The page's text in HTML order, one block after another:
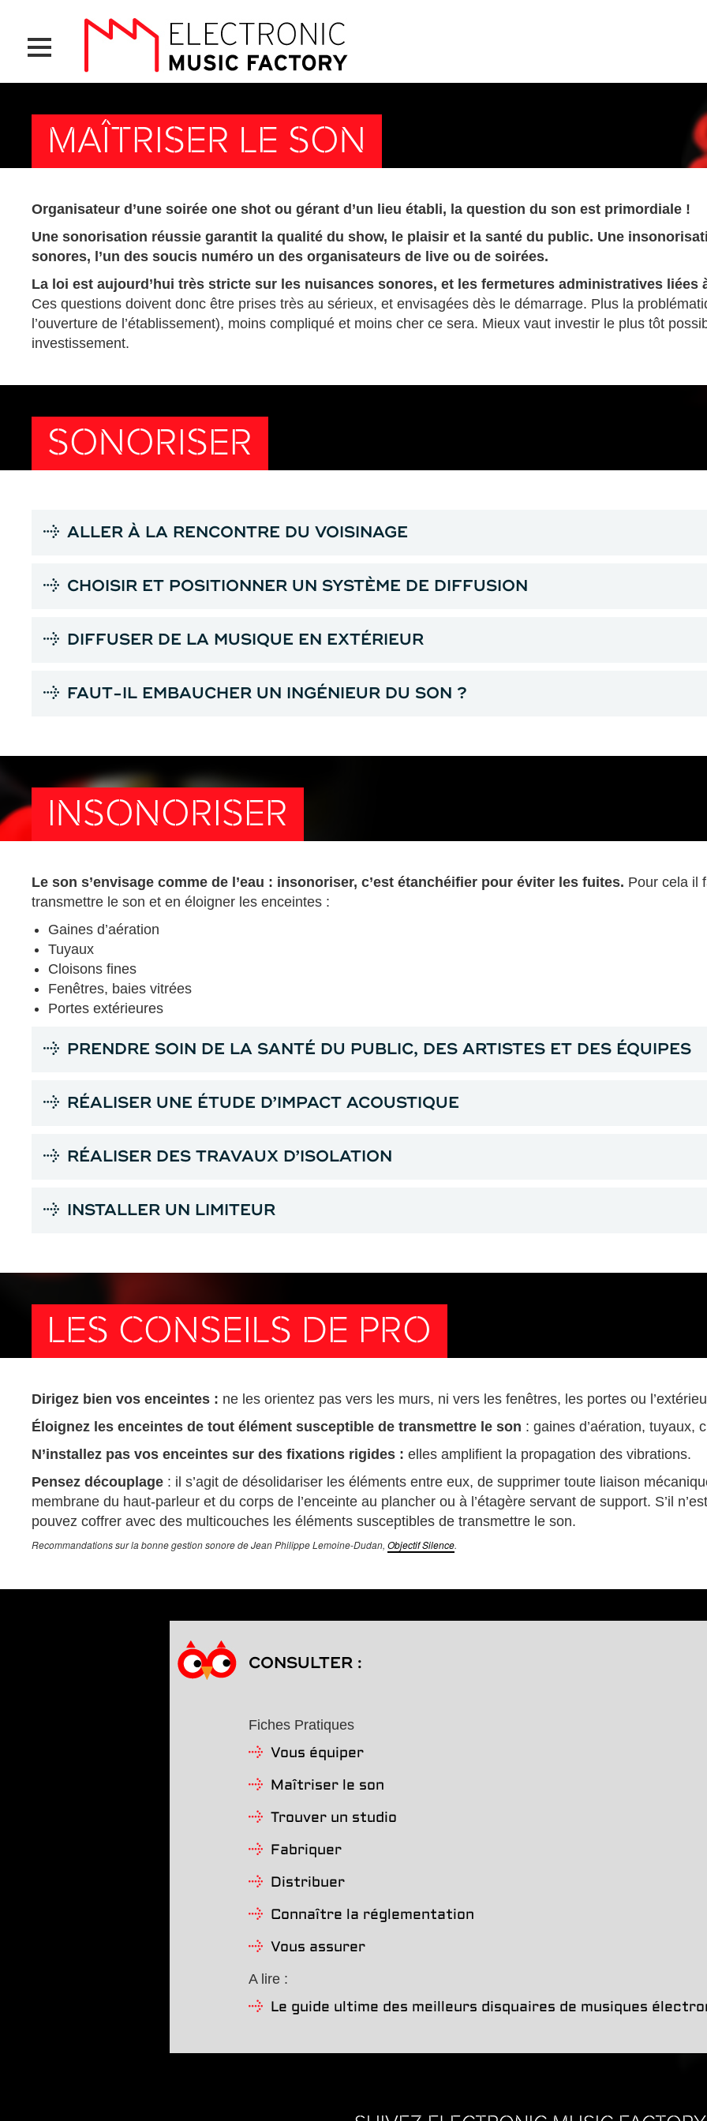
contenu
principal
MAÎTRISER LE SON
Organisateur d’une soirée one shot ou gérant d’un lieu établi, la question du son est primordiale !
Une sonorisation réussie garantit la qualité du show, le plaisir et la santé du public. Une
sonores, l’un des soucis numéro un des organisateurs de live ou de soirées.
La loi est aujourd’hui très stricte sur les nuisances sonores, et les fermetures administratives
Ces questions doivent donc être prises très au sérieux, et envisagées dès le démarrage. Plus la
l’ouverture de l’établissement), moins compliqué et moins cher ce sera. Mieux vaut investir le plus tôt
investissement.
SONORISER
ALLER À LA RENCONTRE DU VOISINAGE
CHOISIR ET POSITIONNER UN SYSTÈME DE DIFFUSION
DIFFUSER DE LA MUSIQUE EN EXTÉRIEUR
FAUT-IL EMBAUCHER UN INGÉNIEUR DU SON ?
INSONORISER
Le son s’envisage comme de l’eau : insonoriser, c’est étanchéifier pour éviter les fuites. Pour cela il
transmettre le son et en éloigner les enceintes :
Gaines d’aération
Tuyaux
Cloisons fines
Fenêtres, baies vitrées
Portes extérieures
PRENDRE SOIN DE LA SANTÉ DU PUBLIC, DES ARTISTES ET DES ÉQUIPES
RÉALISER UNE ÉTUDE D’IMPACT ACOUSTIQUE
RÉALISER DES TRAVAUX D’ISOLATION
INSTALLER UN LIMITEUR
LES CONSEILS DE PRO
Dirigez bien vos enceintes : ne les orientez pas vers les murs, ni vers les fenêtres, les portes ou
Éloignez les enceintes de tout élément susceptible de transmettre le son : gaines d’aération, tuyaux,
N’installez pas vos enceintes sur des fixations rigides : elles amplifient la propagation des vibrations.
Pensez découplage : il s’agit de désolidariser les éléments entre eux, de supprimer toute liaison
membrane du haut-parleur et du corps de l’enceinte au plancher ou à l’étagère servant de support. S’il
pouvez coffrer avec des multicouches les éléments susceptibles de transmettre le son.
Recommandations sur la bonne gestion sonore de Jean Philippe Lemoine-Dudan, Objectif Silence.
CONSULTER :
Fiches Pratiques
Vous équiper
Maîtriser le son
Trouver un studio
Fabriquer
Distribuer
Connaître la réglementation
Vous assurer
A lire :
Le guide ultime des meilleurs disquaires de musiques